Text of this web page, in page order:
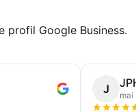
profil Google Business.
J mai